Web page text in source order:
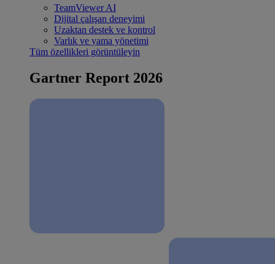
TeamViewer AI
Dijital çalışan deneyimi
Uzaktan destek ve kontrol
Varlık ve yama yönetimi
Tüm özellikleri görüntüleyin
Gartner Report 2026